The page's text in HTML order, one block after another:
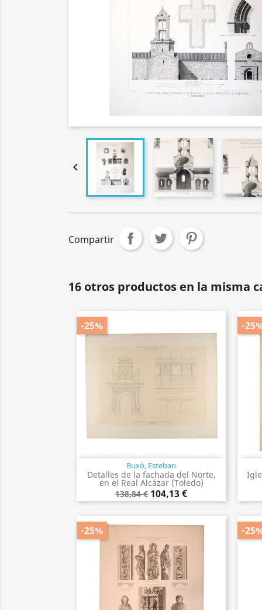

Compartir
16 otros productos en la misma
Buxó, Esteban
Detalles de la fachada del Norte,
en el Real Alcázar (Toledo)
138,84 € 104,13 €
-25%
Vista rápida
-
-25% -